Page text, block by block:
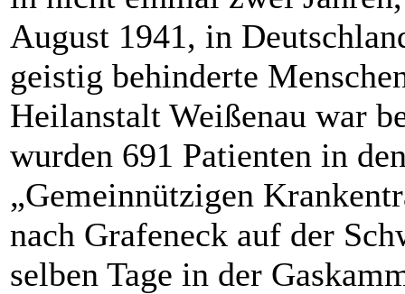
August 1941, in
geistig behinderte
Heilanstalt Weißenau war
wurden 691 Patienten in
„Gemeinnützigen
nach Grafeneck auf der
selben Tage in der